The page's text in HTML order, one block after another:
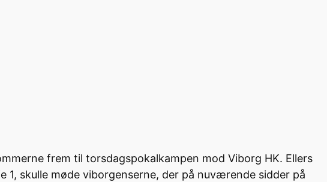
frem til torsdagspokalkampen mod Viborg HK. Ellers
skulle møde viborgenserne, der på nuværende sidder på